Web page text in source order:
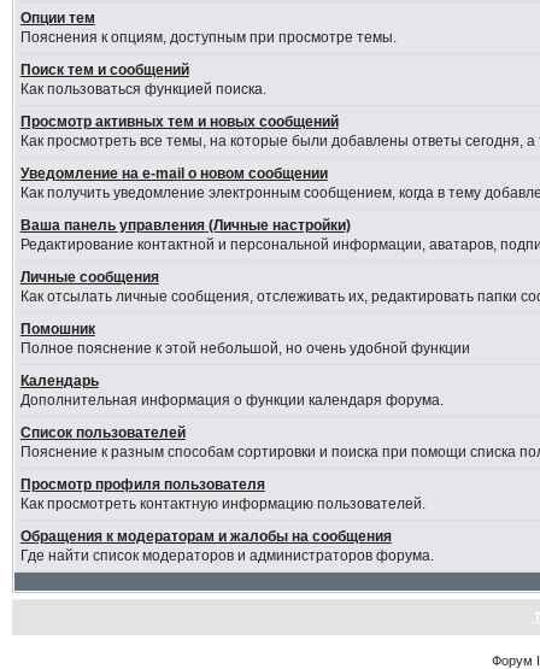
Опции тем
Пояснения к опциям, доступным при просмотре темы.
Поиск тем и сообщений
Как пользоваться функцией поиска.
Просмотр активных тем и новых сообщений
Как просмотреть все темы, на которые были добавлены ответы сегодня,
Уведомление на е-mail о новом сообщении
Как получить уведомление электронным сообщением, когда в тему
Ваша панель управления (Личные настройки)
Редактирование контактной и персональной информации, аватаров,
Личные сообщения
Как отсылать личные сообщения, отслеживать их, редактировать папки
Помошник
Полное пояснение к этой небольшой, но очень удобной функции
Календарь
Дополнительная информация о функции календаря форума.
Список пользователей
Пояснение к разным способам сортировки и поиска при помощи списка
Просмотр профиля пользователя
Как просмотреть контактную информацию пользователей.
Обращения к модераторам и жалобы на сообщения
Где найти список модераторов и администраторов форума.
Форум